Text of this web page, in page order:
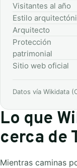
Visitantes al año
Estilo
Arquitecto
Protección
patrimonial
Sitio web oficial
Datos vía Wikidata
Lo que
cerca de
Mientras caminas